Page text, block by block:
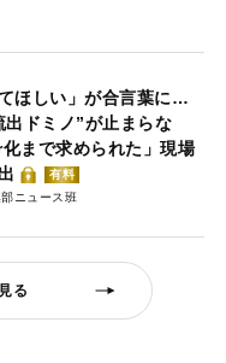
ほしい」が合言葉に…
出ドミノ”が止まらな
まで求められた」現場
有料
ニュース班
る